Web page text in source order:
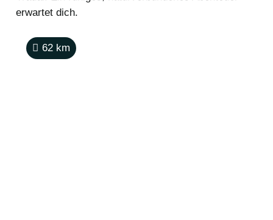
erwartet dich.
62 km